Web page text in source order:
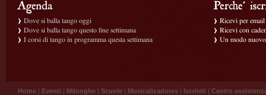
Dove si balla tango oggi
Dove si balla tango questo fine settimana
I corsi di tango in programma questa settimana
Ricevi per
Ricevi con
Un modo
Home | Eventi | Milonghe | Scuole | Musicalizadores | Iscriviti | Centro